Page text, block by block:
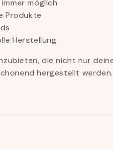
möglich
Produkte
Herstellung
die nicht nur
hergestellt werden.